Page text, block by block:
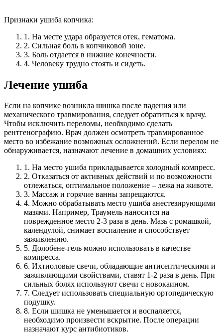
Признаки ушиба копчика:
1. На месте удара образуется отек, гематома.
2. Сильная боль в копчиковой зоне.
3. Боль отдается в нижние конечности.
4. Человеку трудно стоять и сидеть.
Лечение ушиба
Если на копчике возникла шишка после падения или
механического травмирования, следует обратиться к врачу.
Чтобы исключить переломы, необходимо сделать
рентгенографию. Врач должен осмотреть травмированное
место во избежание возможных осложнений. Если перелом не
обнаруживается, назначают лечение в домашних условиях:
1. На место ушиба прикладывается холодный компресс.
2. Отказаться от активных действий и по возможности
отлежаться, оптимальное положение – лежа на животе.
3. Массаж и горячие ванны запрещаются.
4. Можно обрабатывать место ушиба анестезирующими
мазями. Например, Траумель наносится на
поврежденное место 2-3 раза в день. Мазь с ромашкой,
календулой, снимает воспаление и способствует
заживлению.
5. Долобене-гель можно использовать в качестве
компресса.
6. Ихтиоловые свечи, обладающие антисептическими и
заживляющими свойствами, ставят 1-2 раза в день. При
сильных болях используют свечи с новокаином.
7. Следует использовать специальную ортопедическую
подушку.
8. Если шишка не уменьшается и воспаляется,
необходимо произвести вскрытие. После операции
назначают курс антибиотиков.